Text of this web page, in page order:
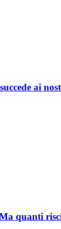
ai
quanti